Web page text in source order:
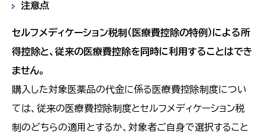
注意点
セルフメディケーション税制（医療費控除の特例）による所
得控除と、従来の医療費控除を同時に利用することはでき
ません。
購入した対象医薬品の代金に係る医療費控除制度につい
ては、従来の医療費控除制度とセルフメディケーション税
制のどちらの適用とするか、対象者ご自身で選択すること